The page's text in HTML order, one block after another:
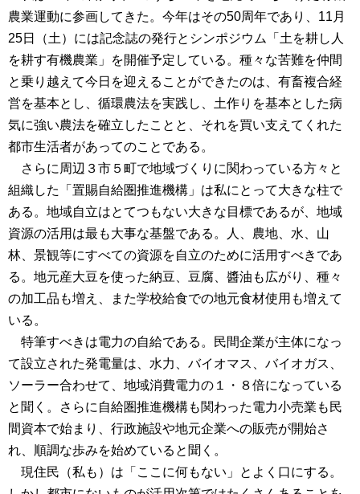
農業運動に参画してきた。今年はその50周年であり、11月
25日（土）には記念誌の発行とシンポジウム「土を耕し人
を耕す有機農業」を開催予定している。種々な苦難を仲間
と乗り越えて今日を迎えることができたのは、有畜複合経
営を基本とし、循環農法を実践し、土作りを基本とした病
気に強い農法を確立したことと、それを買い支えてくれた
都市生活者があってのことである。
さらに周辺３市５町で地域づくりに関わっている方々と
組織した「置賜自給圏推進機構」は私にとって大きな柱で
ある。地域自立はとてつもない大きな目標であるが、地域
資源の活用は最も大事な基盤である。人、農地、水、山
林、景観等にすべての資源を自立のために活用すべきであ
る。地元産大豆を使った納豆、豆腐、醬油も広がり、種々
の加工品も増え、また学校給食での地元食材使用も増えて
いる。
特筆すべきは電力の自給である。民間企業が主体になっ
て設立された発電量は、水力、バイオマス、バイオガス、
ソーラー合わせて、地域消費電力の１・８倍になっている
と聞く。さらに自給圏推進機構も関わった電力小売業も民
間資本で始まり、行政施設や地元企業への販売が開始さ
れ、順調な歩みを始めていると聞く。
現住民（私も）は「ここに何もない」とよく口にする。